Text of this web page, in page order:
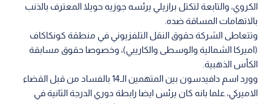
الكروي، والتابعة لتكتل برازيلي يرئسه جوزيه حويلا المعترف بالذنب
بالاتهامات المساقة ضده.
وتتعاطى الشركة حقوق النقل التلفزيوني في منطقة كونكاكاف
(اميركا الشمالية والوسطى والكاريبي)، وخصوصا حقوق مسابقة
الكأس الذهبية.
وورد اسم دافيدسون بين المتهمين الـ14 بالفساد من قبل القضاء
الاميركي، علما بانه كان يرئس ايضا رابطة دوري الدرجة الثانية في